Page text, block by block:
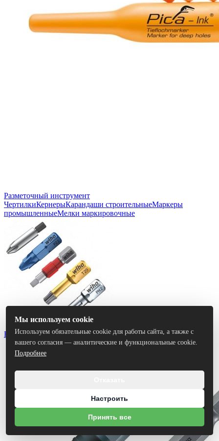
Разметочный инструмент
ЧертилкиКернерыКарандаши строительныеМаркеры
промышленныеМелки маркировочные
Биты
Мы используем cookie
Используем обязательные cookie для работы сайта, а также с
вашего согласия — аналитические и функциональные cookie.
Подробнее
Настроить
Принять все